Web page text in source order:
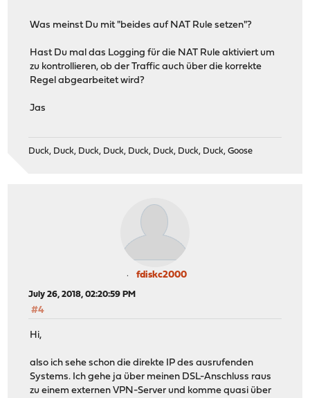
Was meinst Du mit "beides auf NAT Rule setzen"?
Hast Du mal das Logging für die NAT Rule aktiviert um
zu kontrollieren, ob der Traffic auch über die korrekte
Regel abgearbeitet wird?
Jas
Duck, Duck, Duck, Duck, Duck, Duck, Duck, Duck, Goose
fdiskc2000
July 26, 2018, 02:20:59 PM
#4
Hi,
also ich sehe schon die direkte IP des ausrufenden
Systems. Ich gehe ja über meinen DSL-Anschluss raus
zu einem externen VPN-Server und komme quasi über